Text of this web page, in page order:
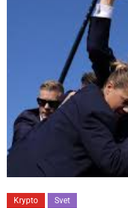
Krypto Svet